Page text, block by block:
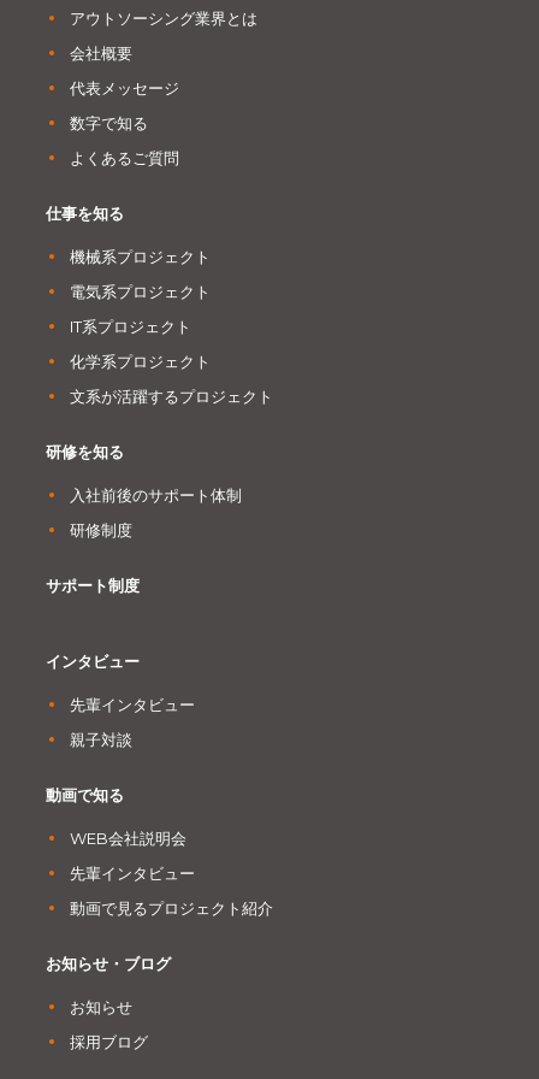
アウトソーシング業界とは
会社概要
代表メッセージ
数字で知る
よくあるご質問
仕事を知る
機械系プロジェクト
電気系プロジェクト
IT系プロジェクト
化学系プロジェクト
文系が活躍するプロジェクト
研修を知る
入社前後のサポート体制
研修制度
サポート制度
インタビュー
先輩インタビュー
親子対談
動画で知る
WEB会社説明会
先輩インタビュー
動画で見るプロジェクト紹介
お知らせ・ブログ
お知らせ
採用ブログ